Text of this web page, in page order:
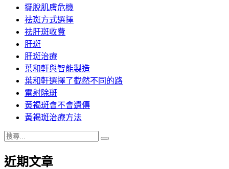
擺脫肌膚危機
祛斑方式選擇
祛肝斑收費
肝斑
肝斑治療
葉和軒與智能製造
葉和軒選擇了截然不同的路
雷射除斑
黃褐斑會不會遺傳
黃褐斑治療方法
搜
關
近期文章